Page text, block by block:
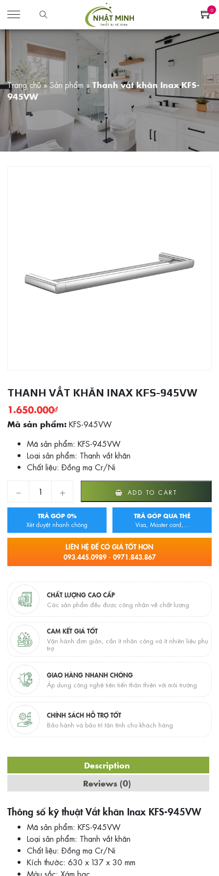
0
Trang chủ»Sản phẩm » Thanh vắt khăn Inax KFS-
945VW
THANH VẮT KHĂN INAX KFS-945VW
1.650.000₫
Mã sản phẩm: KFS-945VW
Mã sản phẩm: KFS-945VW
Loại sản phẩm: Thanh vắt khăn
Chất liệu: Đồng mạ Cr/Ni
Thanh vắt khăn Inax KFS-945VW quantity
ADD TO CART
TRẢ GÓP 0%
Xét duyệt nhanh chóng
TRẢ GÓP QUA THẺ
Visa, Master card,...
LIÊN HỆ ĐỂ CÓ GIÁ TỐT HƠN
093.445.0989 - 0971.843.867
CHẤT LƯỢNG CAO CẤP
Các sản phẩm đều được công nhận về chất lượng
CAM KẾT GIÁ TỐT
Vận hành đơn giản, cần ít nhân công và ít nhiên liệu phụ
trợ
GIAO HÀNG NHANH CHÓNG
Áp dụng công nghệ tiên tiến thân thiện với môi trường
CHÍNH SÁCH HỖ TRỢ TỐT
Bảo hành và bảo trì tận tình cho khách hàng
Description
Reviews (0)
Thông số kỹ thuật Vắt khăn Inax KFS-945VW
Mã sản phẩm: KFS-945VW
Loại sản phẩm: Thanh vắt khăn
Chất liệu: Đồng mạ Cr/Ni
Kích thước: 630 x 137 x 30 mm
Màu sắc: Xám bạc